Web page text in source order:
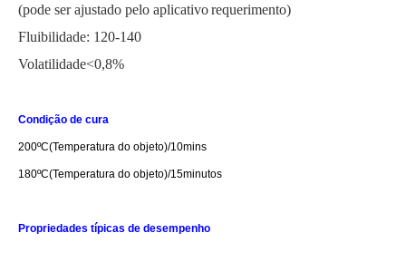
(pode ser ajustado pelo aplicativorequerimento)
Fluibilidade: 120-140
Volatilidade<0,8%
Condição de cura
200ºC(Temperatura do objeto)/10mins
180ºC(Temperatura do objeto)/1 5minutos
Propriedades típicas de desempenho